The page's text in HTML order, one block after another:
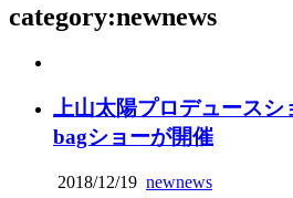
category:newnews
上山太陽プロデュースシ
bagショーが開催
2018/12/19 newnews